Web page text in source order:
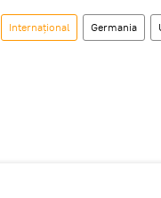
Internaţional Germania